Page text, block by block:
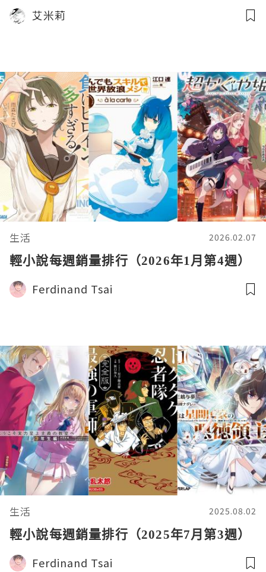
艾米莉
生活 2026.02.07
輕小說每週銷量排行（2026年1月第4週）
Ferdinand Tsai
生活 2025.08.02
輕小說每週銷量排行（2025年7月第3週）
Ferdinand Tsai